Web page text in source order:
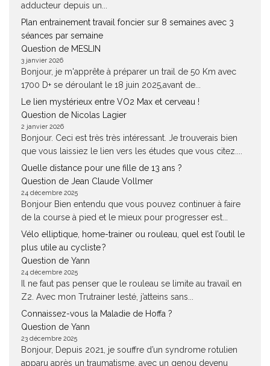
adducteur depuis un...
Plan entrainement travail foncier sur 8 semaines avec 3
séances par semaine
Question de MESLIN
3 janvier 2026
Bonjour, je m'apprête à préparer un trail de 50 Km avec
1700 D+ se déroulant le 18 juin 2025,avant de...
Le lien mystérieux entre VO2 Max et cerveau !
Question de Nicolas Lagier
2 janvier 2026
Bonjour. Ceci est très très intéressant. Je trouverais bien
que vous laissiez le lien vers les études que vous citez....
Quelle distance pour une fille de 13 ans ?
Question de Jean Claude Vollmer
24 décembre 2025
Bonjour Bien entendu que vous pouvez continuer à faire
de la course à pied et le mieux pour progresser est...
Vélo elliptique, home-trainer ou rouleau, quel est l’outil le
plus utile au cycliste ?
Question de Yann
24 décembre 2025
Il ne faut pas penser que le rouleau se limite au travail en
Z2. Avec mon Trutrainer lesté, j’atteins sans...
Connaissez-vous la Maladie de Hoffa ?
Question de Yann
23 décembre 2025
Bonjour, Depuis 2021, je souffre d’un syndrome rotulien
apparu après un traumatisme, avec un genou devenu